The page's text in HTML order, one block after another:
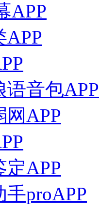
APP
APP
语音包APP
网APP
定APP
手proAPP